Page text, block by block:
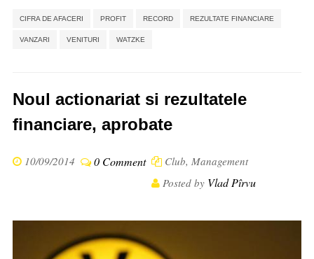
CIFRA DE AFACERI PROFIT RECORD REZULTATE FINANCIARE
VANZARI VENITURI WATZKE
Noul actionariat si rezultatele
financiare, aprobate
10/09/2014 0 Comment Club, Management
Posted by Vlad Pîrvu